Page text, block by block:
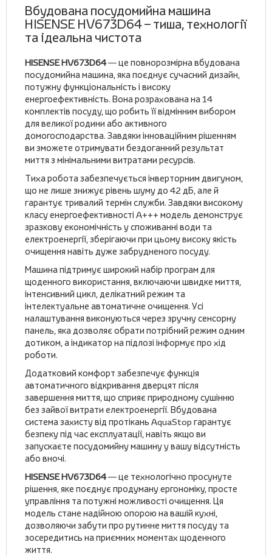
Вбудована посудомийна машина
HISENSE HV673D64 – тиша, технології
та ідеальна чистота
HISENSE HV673D64— це повнорозмірна вбудована
посудомийна машина, яка поєднує сучасний дизайн,
потужну функціональність і високу
енергоефективність. Вона розрахована на 14
комплектів посуду, що робить її відмінним вибором
для великої родини або активного
домогосподарства. Завдяки інноваційним рішенням
ви зможете отримувати бездоганний результат
миття з мінімальними витратами ресурсів.
Тиха робота забезпечується інверторним двигуном,
що не лише знижує рівень шуму до 42 дБ, але й
гарантує тривалий термін служби. Завдяки високому
класу енергоефективності A+++ модель демонструє
зразкову економічність у споживанні води та
електроенергії, зберігаючи при цьому високу якість
очищення навіть дуже забрудненого посуду.
Машина підтримує широкий набір програм для
щоденного використання, включаючи швидке миття,
інтенсивний цикл, делікатний режим та
інтелектуальне автоматичне очищення. Усі
налаштування виконуються через зручну сенсорну
панель, яка дозволяє обрати потрібний режим одним
дотиком, а індикатор на підлозі інформує про хід
роботи.
Додатковий комфорт забезпечує функція
автоматичного відкривання дверцят після
завершення миття, що сприяє природному сушінню
без зайвої витрати електроенергії. Вбудована
система захисту від протікань AquaStop гарантує
безпеку під час експлуатації, навіть якщо ви
запускаєте посудомийну машину у вашу відсутність
або вночі.
HISENSE HV673D64— це технологічно просунуте
рішення, яке поєднує продуману ергономіку, просте
управління та потужні можливості очищення. Ця
модель стане надійною опорою на вашій кухні,
дозволяючи забути про рутинне миття посуду та
зосередитись на приємних моментах щоденного
життя.